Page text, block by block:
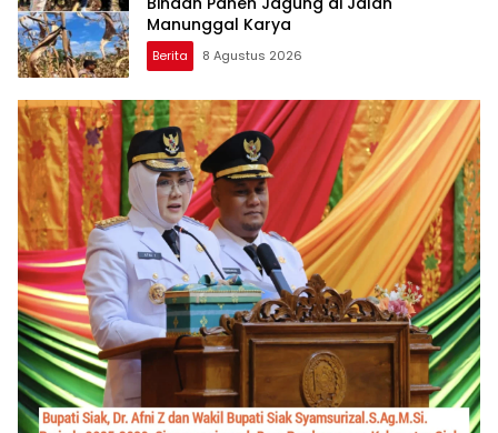
Manunggal Karya
Berita 8 Agustus 2026